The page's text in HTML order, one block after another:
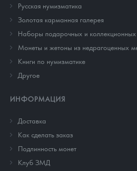
Русская нумизматика
Золотая карманная галерея
Наборы подарочных и
Монеты и жетоны из недрагоценных
Книги по нумизматике
Другое
ИНФОРМАЦИЯ
Доставка
Как сделать заказ
Подлинность монет
Клуб ЗМД